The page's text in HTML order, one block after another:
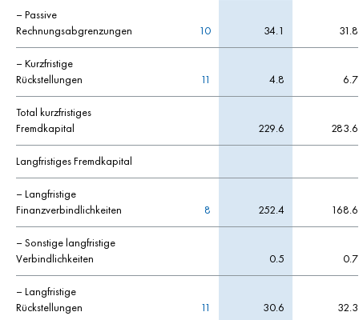
– Passive
Rechnungsabgrenzungen
10 34.1 31.8
– Kurzfristige
Rückstellungen
11 4.8 6.7
Total kurzfristiges
Fremdkapital
229.6 283.6
Langfristiges Fremdkapital
– Langfristige
Finanzverbindlichkeiten
8 252.4 168.6
– Sonstige langfristige
Verbindlichkeiten
0.5 0.7
– Langfristige
Rückstellungen
11 30.6 32.3